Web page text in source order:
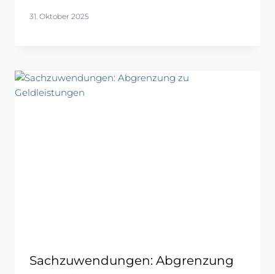
31. Oktober 2025
Sachzuwendungen: Abgrenzung